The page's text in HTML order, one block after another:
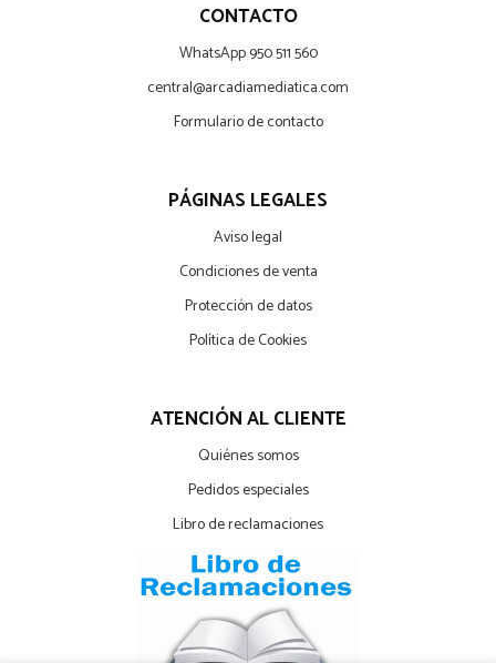
CONTACTO
WhatsApp 950 511 560
central@arcadiamediatica.com
Formulario de contacto
PÁGINAS LEGALES
Aviso legal
Condiciones de venta
Protección de datos
Política de Cookies
ATENCIÓN AL CLIENTE
Quiénes somos
Pedidos especiales
Libro de reclamaciones